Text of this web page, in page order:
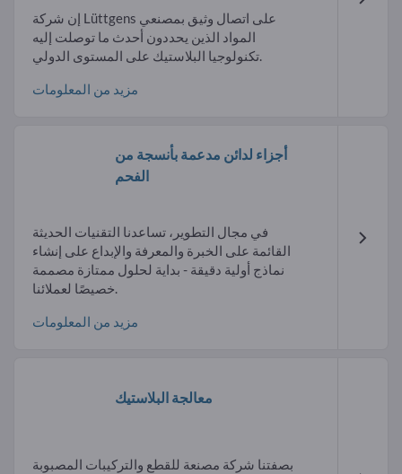
إن شركة Lüttgens على اتصال وثيق بمصنعي
المواد الذين يحددون أحدث ما توصلت إليه
تكنولوجيا البلاستيك على المستوى الدولي.
مزيد من المعلومات
أجزاء لدائن مدعمة بأنسجة من
الفحم
في مجال التطوير، تساعدنا التقنيات الحديثة
القائمة على الخبرة والمعرفة والإبداع على إنشاء
نماذج أولية دقيقة - بداية لحلول ممتازة مصممة
خصيصًا لعملائنا.
مزيد من المعلومات
معالجة البلاستيك
بصفتنا شركة مصنعة للقطع والتركيبات المصبوبة